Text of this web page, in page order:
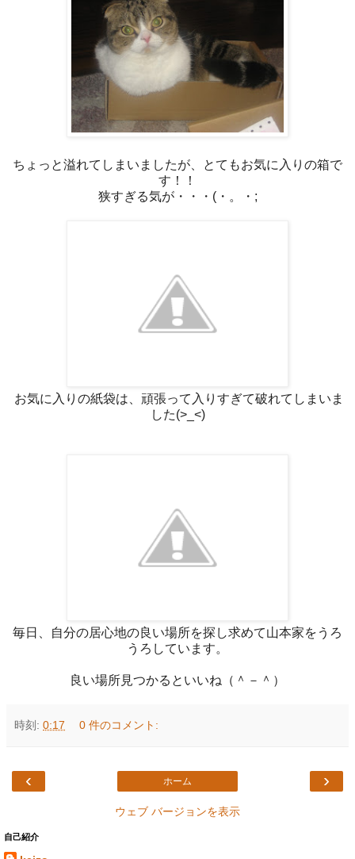
ちょっと溢れてしまいましたが、とてもお気に入りの箱で
す！！
狭すぎる気が・・・(・。・;
お気に入りの紙袋は、頑張って入りすぎて破れてしまいま
した(>_<)
毎日、自分の居心地の良い場所を探し求めて山本家をうろ
うろしています。
良い場所見つかるといいね（＾－＾）
時刻: 0:17 0 件のコメント:
‹ ›
ホーム
ウェブ バージョンを表示
自己紹介